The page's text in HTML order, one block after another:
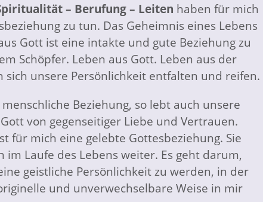
– Berufung – Leiten haben für mich
zu tun. Das Geheimnis eines Lebens
Gott ist eine intakte und gute Beziehung zu
Schöpfer. Leben aus Gott. Leben aus der
sich unsere Persönlichkeit entfalten und reifen.
Beziehung, so lebt auch unsere
von gegenseitiger Liebe und Vertrauen.
für mich eine gelebte Gottesbeziehung. Sie
im Laufe des Lebens weiter. Es geht darum,
geistliche Persönlichkeit zu werden, in der
und unverwechselbare Weise in mir